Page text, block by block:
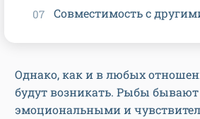
Однако, как и в любых
будут возникать. Рыбы
эмоциональными и
Совместимость с